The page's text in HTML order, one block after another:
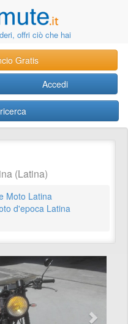
offri ciò che hai
Gratis
Accedi
(Latina)
Moto Latina
d'epoca Latina